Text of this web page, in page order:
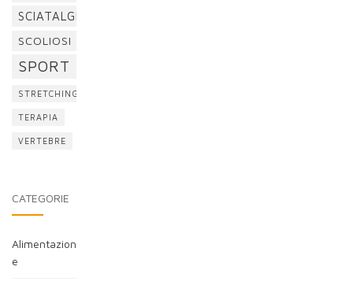
SCIATALGIA
SCOLIOSI
SPORT
STRETCHING
TERAPIA
VERTEBRE
CATEGORIE
Alimentazion
e